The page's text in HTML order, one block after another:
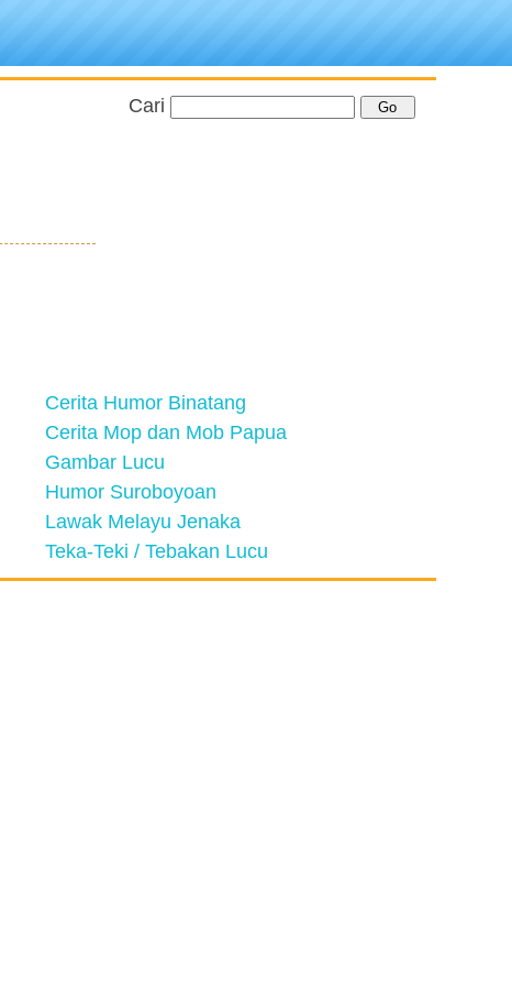
Cari
Cerita Humor Binatang
Cerita Mop dan Mob Papua
Gambar Lucu
Humor Suroboyoan
Lawak Melayu Jenaka
Teka-Teki / Tebakan Lucu